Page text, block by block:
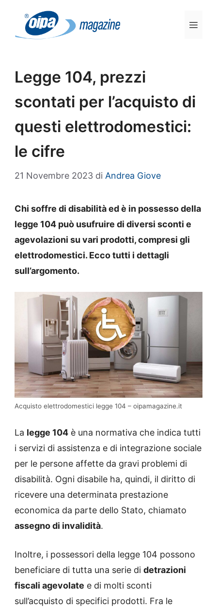
contenuto
Legge 104, prezzi
scontati per l’acquisto di
questi elettrodomestici:
le cifre
21 Novembre 2023 di Andrea Giove
Chi soffre di disabilità ed è in possesso della
legge 104 può usufruire di diversi sconti e
agevolazioni su vari prodotti, compresi gli
elettrodomestici. Ecco tutti i dettagli
sull’argomento.
Acquisto elettrodomestici legge 104 – oipamagazine.it
La legge 104 è una normativa che indica tutti
i servizi di assistenza e di integrazione sociale
per le persone affette da gravi problemi di
disabilità. Ogni disabile ha, quindi, il diritto di
ricevere una determinata prestazione
economica da parte dello Stato, chiamato
assegno di invalidità.
Inoltre, i possessori della legge 104 possono
beneficiare di tutta una serie di detrazioni
fiscali agevolate e di molti sconti
sull’acquisto di specifici prodotti. Fra le